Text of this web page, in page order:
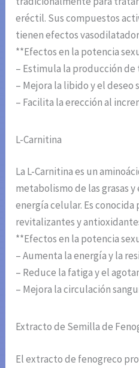
eréctil. Sus compuestos
tienen efectos
**Efectos en la potencia
– Estimula la producción
– Mejora la libido y el deseo
– Facilita la erección al
L-Carnitina
La L-Carnitina es un
metabolismo de las grasas
energía celular. Es
revitalizantes y
**Efectos en la potencia
– Aumenta la energía y la
– Reduce la fatiga y el
– Mejora la circulación
Extracto de Semilla de
El extracto de fenogreco